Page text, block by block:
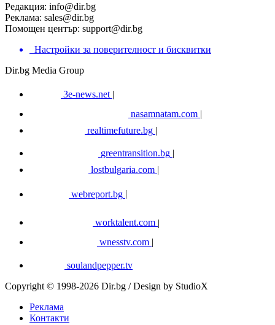
Редакция: info@dir.bg
Реклама: sales@dir.bg
Помощен център: support@dir.bg
Настройки за поверителност и бисквитки
Dir.bg Media Group
3e-news.net |
nasamnatam.com |
realtimefuture.bg |
greentransition.bg |
lostbulgaria.com |
webreport.bg
worktalent.com |
wnesstv.com |
soulandpepper.tv
Copyright © 1998-2026 Dir.bg / Design by StudioX
Реклама
Контакти